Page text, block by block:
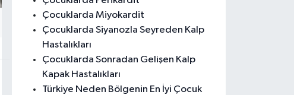
Çocuklarda Miyokardit
Çocuklarda Siyanozla Seyreden Kalp
Hastalıkları
Çocuklarda Sonradan Gelişen Kalp
Kapak Hastalıkları
Türkiye Neden Bölgenin En İyi Çocuk